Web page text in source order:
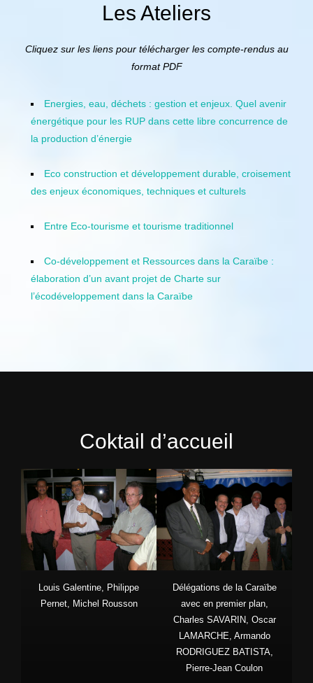
Les Ateliers
Cliquez sur les liens pour télécharger les compte-rendus au
format PDF
Energies, eau, déchets : gestion et enjeux. Quel avenir
énergétique pour les RUP dans cette libre concurrence de
la production d’énergie
Eco construction et développement durable, croisement
des enjeux économiques, techniques et culturels
Entre Eco-tourisme et tourisme traditionnel
Co-développement et Ressources dans la Caraïbe :
élaboration d’un avant projet de Charte sur
l’écodéveloppement dans la Caraïbe
Coktail d’accueil
Louis Galentine, Philippe
Pernet, Michel Rousson
Délégations de la Caraïbe
avec en premier plan,
Charles SAVARIN, Oscar
LAMARCHE, Armando
RODRIGUEZ BATISTA,
Pierre-Jean Coulon